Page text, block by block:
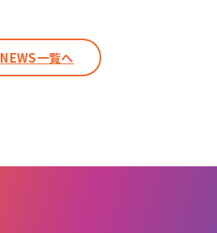
NEWS一覧へ